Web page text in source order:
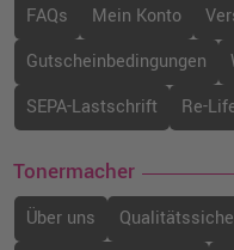
FAQs Mein Konto
Gutscheinbedingungen
SEPA-Lastschrift
Re-
Tonermacher
Über uns